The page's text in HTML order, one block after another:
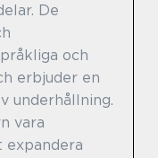
De
och
erbjuder en
underhållning.
vara